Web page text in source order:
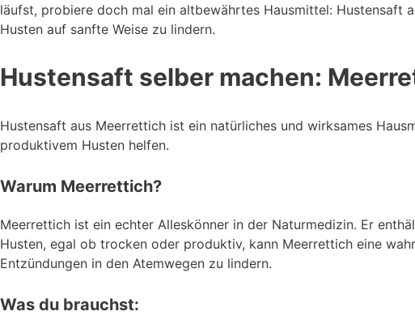
läufst, probiere doch mal ein altbewährtes Hausmittel: Hustensaft
Husten auf sanfte Weise zu lindern.
Hustensaft selber machen:
Hustensaft aus Meerrettich ist ein natürliches und wirksames
produktivem Husten helfen.
Warum Meerrettich?
Meerrettich ist ein echter Alleskönner in der Naturmedizin. Er
Husten, egal ob trocken oder produktiv, kann Meerrettich eine
Entzündungen in den Atemwegen zu lindern.
Was du brauchst: